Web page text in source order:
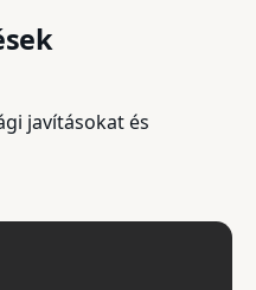
javításokat és